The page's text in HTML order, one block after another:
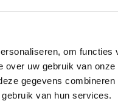
om functies
uw gebruik van
gegevens
van hun services.